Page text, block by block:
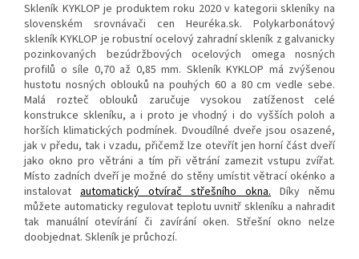
Skleník KYKLOP je produktem roku 2020 v kategorii skleníky na
slovenském srovnávači cen Heuréka.sk. Polykarbonátový
skleník KYKLOP je robustní ocelový zahradní skleník z galvanicky
pozinkovaných bezúdržbových ocelových omega nosných
profilů o síle 0,70 až 0,85 mm. Skleník KYKLOP má zvýšenou
hustotu nosných oblouků na pouhých 60 a 80 cm vedle sebe.
Malá rozteč oblouků zaručuje vysokou zatíženost celé
konstrukce skleníku, a i proto je vhodný i do vyšších poloh a
horších klimatických podmínek. Dvoudílné dveře jsou osazené,
jak v předu, tak i vzadu, přičemž lze otevřít jen horní část dveří
jako okno pro větráni a tím při větrání zamezit vstupu zvířat.
Místo zadních dveří je možné do stěny umístit větrací okénko a
instalovat automatický otvírač střešního okna. Díky němu
můžete automaticky regulovat teplotu uvnitř skleníku a nahradit
tak manuální otevírání či zavírání oken. Střešní okno nelze
doobjednat. Skleník je průchozí.